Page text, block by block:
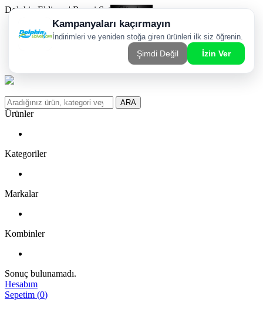
Dolphin Eldiven | Resmi Satış Sitesi
Kargom Nerede?
WhatsApp Sipariş Hattı
ARA
Ürünler
Kategoriler
Markalar
Kombinler
Sonuç bulunamadı.
Hesabım
Sepetim (0)